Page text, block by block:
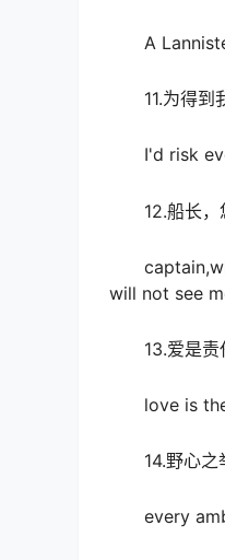
A
11.为得到我
I'd risk
12.船长，您
will not see
13.爱是责
love is the
14.野心之
every